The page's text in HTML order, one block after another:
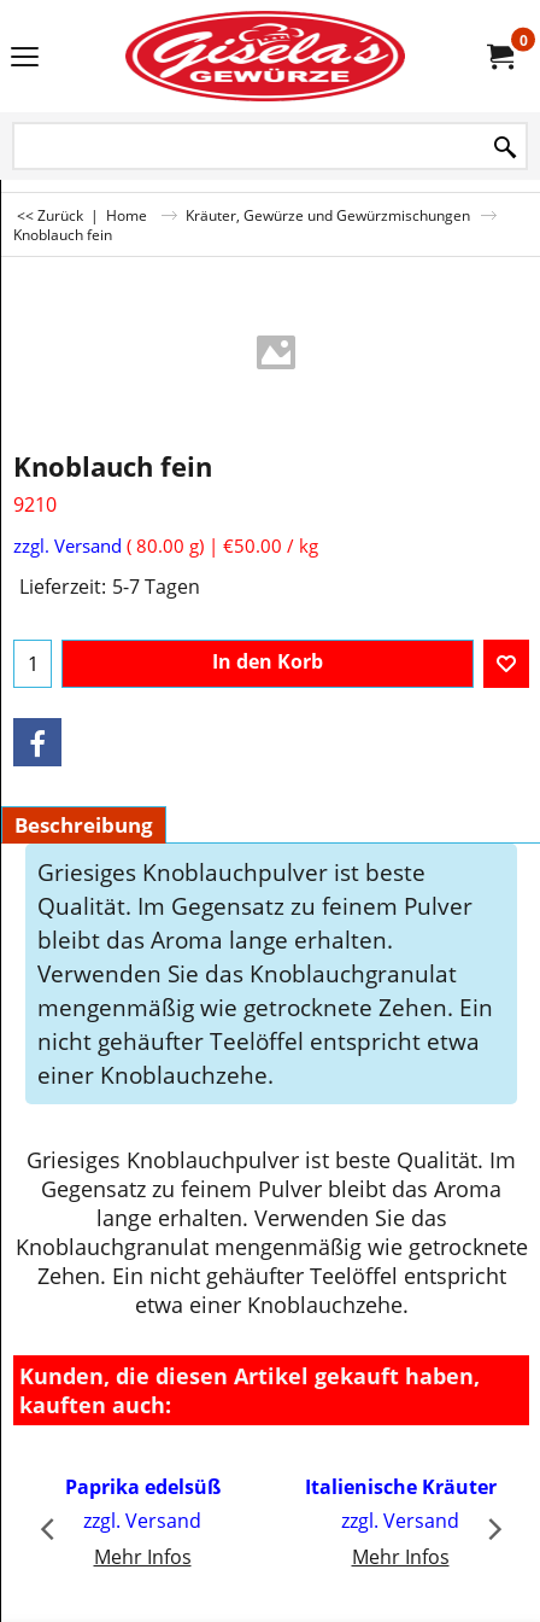
0
<< Zurück | Home
Kräuter, Gewürze und Gewürzmischungen
Knoblauch fein
Knoblauch fein
9210
€4.00 inkl. MwSt
zzgl. Versand 80.00g
In den Korb
Beschreibung
Griesiges Knoblauchpulver ist beste
Qualität. Im Gegensatz zu feinem Pulver
bleibt das Aroma lange erhalten.
Verwenden Sie das Knoblauchgranulat
mengenmäßig wie getrocknete Zehen. Ein
nicht gehäufter Teelöffel entspricht etwa
einer Knoblauchzehe.
Griesiges Knoblauchpulver ist beste Qualität. Im
Gegensatz zu feinem Pulver bleibt das Aroma
lange erhalten. Verwenden Sie das
Knoblauchgranulat mengenmäßig wie getrocknete
Zehen. Ein nicht gehäufter Teelöffel entspricht
Kunden, die diesen Artikel gekauft haben,
€3.00
Paprika edelsüß
€3.00
Italienische Kräuter